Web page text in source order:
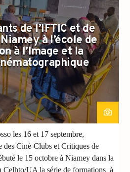
de l’IFTIC et de
à l’école de
à l’Image et la
les 16 et 17 septembre,
des Ciné-Clubs et Critiques de
le 15 octobre à Niamey dans la
Celhto/UA la série de formations à